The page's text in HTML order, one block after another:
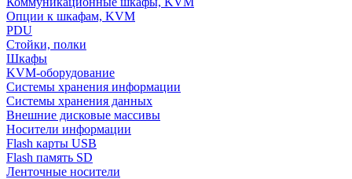
Опции к шкафам, KVM
PDU
Стойки, полки
Шкафы
KVM-оборудование
Системы хранения информации
Системы хранения данных
Внешние дисковые массивы
Носители информации
Flash карты USB
Flash память SD
Ленточные носители